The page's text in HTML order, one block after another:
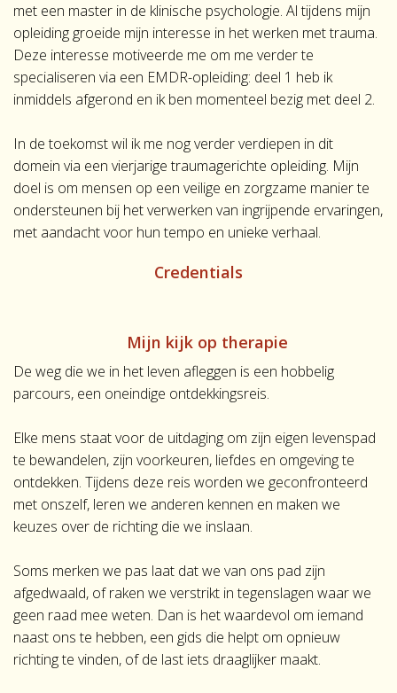
met een master in de klinische psychologie. Al tijdens mijn
opleiding groeide mijn interesse in het werken met trauma.
Deze interesse motiveerde me om me verder te
specialiseren via een EMDR-opleiding: deel 1 heb ik
inmiddels afgerond en ik ben momenteel bezig met deel 2.
In de toekomst wil ik me nog verder verdiepen in dit
domein via een vierjarige traumagerichte opleiding. Mijn
doel is om mensen op een veilige en zorgzame manier te
ondersteunen bij het verwerken van ingrijpende ervaringen,
met aandacht voor hun tempo en unieke verhaal.
Credentials
Mijn kijk op therapie
De weg die we in het leven afleggen is een hobbelig
parcours, een oneindige ontdekkingsreis.
Elke mens staat voor de uitdaging om zijn eigen levenspad
te bewandelen, zijn voorkeuren, liefdes en omgeving te
ontdekken. Tijdens deze reis worden we geconfronteerd
met onszelf, leren we anderen kennen en maken we
keuzes over de richting die we inslaan.
Soms merken we pas laat dat we van ons pad zijn
afgedwaald, of raken we verstrikt in tegenslagen waar we
geen raad mee weten. Dan is het waardevol om iemand
naast ons te hebben, een gids die helpt om opnieuw
richting te vinden, of de last iets draaglijker maakt.